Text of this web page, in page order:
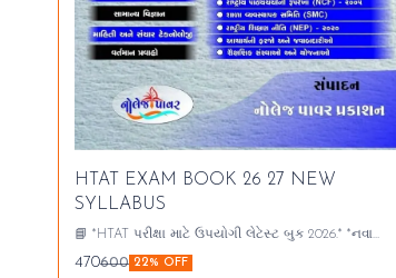
⭐ Bestseller
🤩 Trending
HTAT EXAM BOOK 26 27 NEW
SYLLABUS
📘 *HTAT પરીક્ષા માટે ઉપયોગી લેટેસ્ટ બુક 2026.* *નવા
અભ્યાસક્રમ મુજબ લેટેસ્ટ આવૃતિ.* *નોલેજ પાવર પ્રકાશન*
MB. 9426503709 બુકની કિંમત - રૂ. 600 ડીસ્કાઉન્ટ - રૂ. 120
470600 22% OFF